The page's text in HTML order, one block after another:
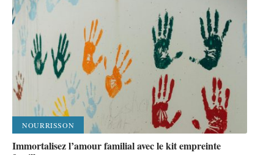
NOURRISSON
Immortalisez l’amour familial avec le kit empreinte